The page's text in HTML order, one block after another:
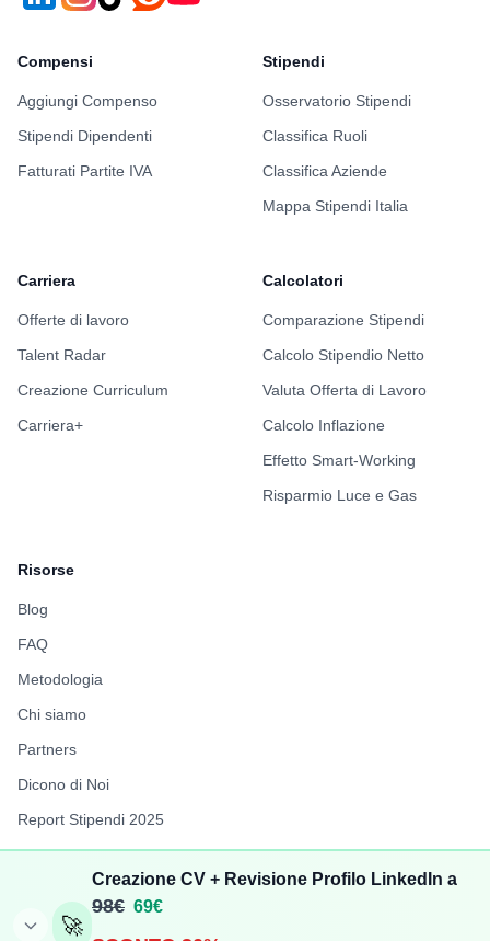
🚀
Creazione CV + Revisione Profilo LinkedIn a
98€ 69€
Compensi
Aggiungi Compenso
Stipendi Dipendenti
Fatturati Partite IVA
Stipendi
Osservatorio Stipendi
Classifica Ruoli
Classifica Aziende
Mappa Stipendi Italia
Carriera
Offerte di lavoro
Talent Radar
Creazione Curriculum
Carriera+
Calcolatori
Comparazione Stipendi
Calcolo Stipendio Netto
Valuta Offerta di Lavoro
Calcolo Inflazione
Effetto Smart-Working
Risparmio Luce e Gas
Risorse
Blog
FAQ
Metodologia
Chi siamo
Partners
Dicono di Noi
Report Stipendi 2025
FuffAnnuncio